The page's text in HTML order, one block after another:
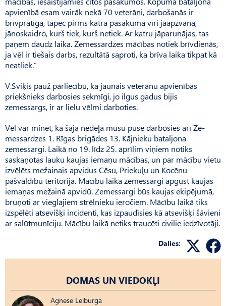
apvienībā esam vairāk nekā 70 veterāni, darbošanās ir
brīvprātīga, tāpēc pirms katra pasākuma vīri jāapzvana,
jānoskaidro, kurš tiek, kurš netiek. Ar katru jāparunājas, tas
paņem daudz laika. Zemessardzes mācības notiek brīvdienās,
ja vēl ir tiešais darbs, rezultātā saproti, ka brīva laika tikpat kā
neatliek.”
V.Sviķis pauž pārliecību, ka jaunais veterānu apvienības
priekšnieks darbosies sekmīgi, jo ilgus gadus bijis
zemessargs, ir ar lielu vēlmi darboties.
Vēl var minēt, ka šajā nedēļā mūsu pusē darbosies arī Ze­
messardzes 1. Rīgas brigādes 13. Kājnieku bataljona
zemessargi. Laikā no 19. līdz 25. aprīlim viņiem notiks
saskaņotas lauku kaujas iemaņu mācības, un par mācību vietu
izvēlēts mežainais apvidus Cēsu, Priekuļu un Kocēnu
pašvaldību teritorijā. Mācību laikā zemessargi apgūst kaujas
iemaņas mežainā apvidū. Zemessargi būs kaujas ekipējumā,
bruņoti ar vieglajiem strēlnieku ieročiem. Mācību laikā tiks
izspēlēti atsevišķi incidenti, kas izpaudīsies kā atsevišķi šāvieni
ar salūtmunīciju. Mācību laikā netiks traucēti civilie iedzīvotāji.
Dalies:
DOMAS UN VIEDOKĻI
Agnese Leiburga